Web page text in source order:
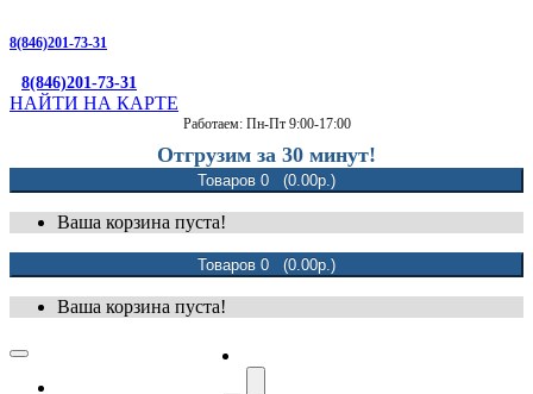
8(846)201-73-31
8(846)201-73-31
НАЙТИ НА КАРТЕ
Работаем: Пн-Пт 9:00-17:00
Отгрузим за 30 минут!
Товаров 0 (0.00р.)
Ваша корзина пуста!
Товаров 0 (0.00р.)
Ваша корзина пуста!